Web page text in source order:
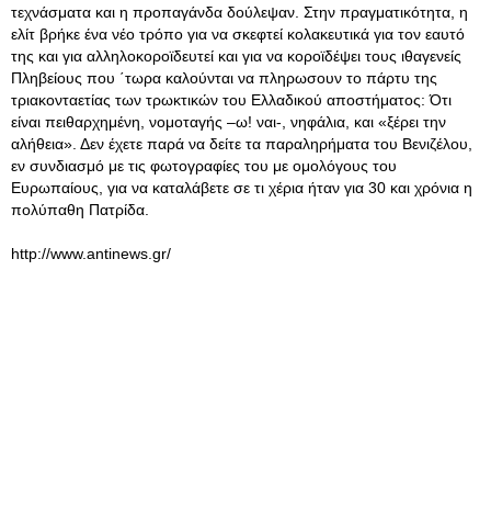
τεχνάσματα και η προπαγάνδα δούλεψαν. Στην πραγματικότητα, η
ελίτ βρήκε ένα νέο τρόπο για να σκεφτεί κολακευτικά για τον εαυτό
της και για αλληλοκοροϊδευτεί και για να κοροϊδέψει τους ιθαγενείς
Πληβείους που ΄τωρα καλούνται να πληρωσουν το πάρτυ της
τριακονταετίας των τρωκτικών του Ελλαδικού αποστήματος: Ότι
είναι πειθαρχημένη, νομοταγής –ω! ναι-, νηφάλια, και «ξέρει την
αλήθεια». Δεν έχετε παρά να δείτε τα παραληρήματα του Βενιζέλου,
εν συνδιασμό με τις φωτογραφίες του με ομολόγους του
Ευρωπαίους, για να καταλάβετε σε τι χέρια ήταν για 30 και χρόνια η
πολύπαθη Πατρίδα.
http://www.antinews.gr/